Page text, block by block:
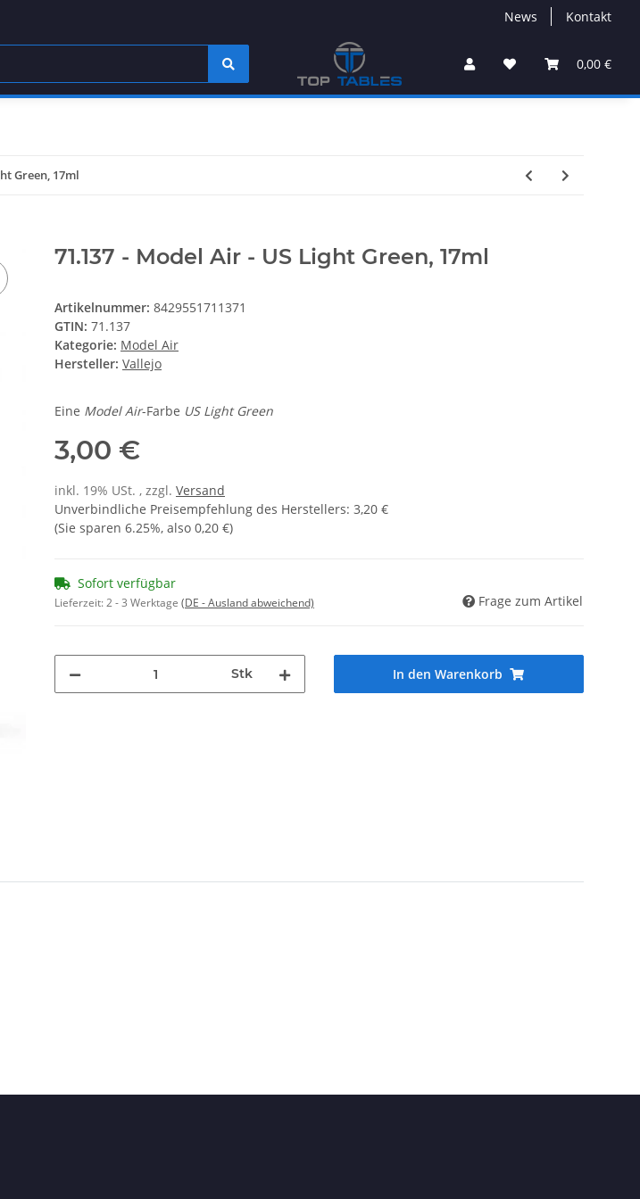
News Kontakt
0,00 €
Green, 17ml
71.137 - Model Air - US Light Green, 17ml
Artikelnummer: 8429551711371
GTIN: 71.137
Kategorie: Model Air
Hersteller: Vallejo
Eine Model Air-Farbe US Light Green
3,00 €
inkl. 19% USt. , zzgl. Versand
Unverbindliche Preisempfehlung des Herstellers: 3,20 €
(Sie sparen 6.25%, also 0,20 €)
Sofort verfügbar
Lieferzeit:2 - 3 Werktage (DE - Ausland abweichend) Frage zum Artikel
Stk In den Warenkorb